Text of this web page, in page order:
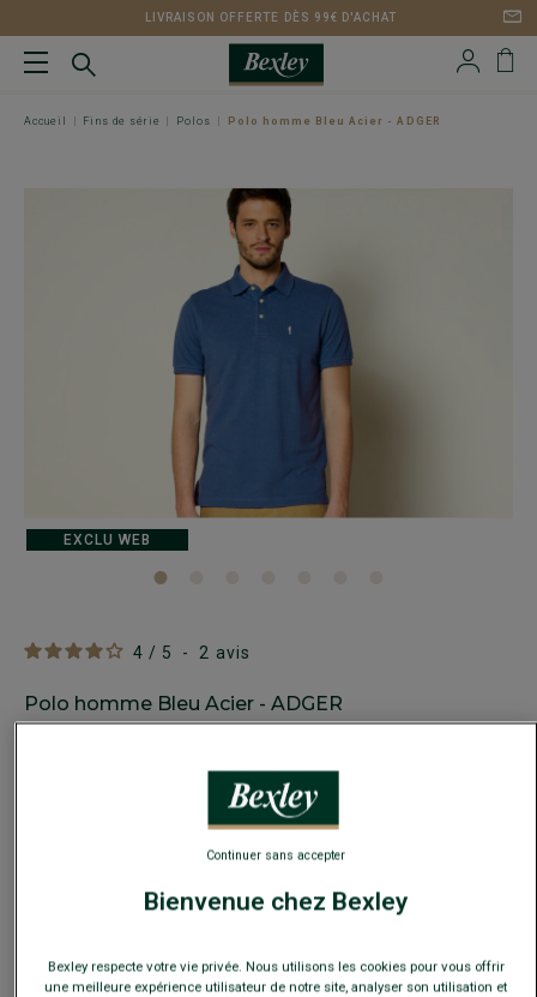
LIVRAISON OFFERTE DÈS 99€ D'ACHAT
Accueil Fins de série Polos Polo homme Bleu Acier - ADGER
4 / 5 - 2 avis
Polo homme Bleu Acier - ADGER
FINS DE SÉRIE
COULEURS DISPONIBLES
EXCLU WEB
Bienvenue chez Bexley
Bexley respecte votre vie privée. Nous utilisons les cookies pour vous offrir
une meilleure expérience utilisateur de notre site, analyser son utilisation et
Continuer sans accepter